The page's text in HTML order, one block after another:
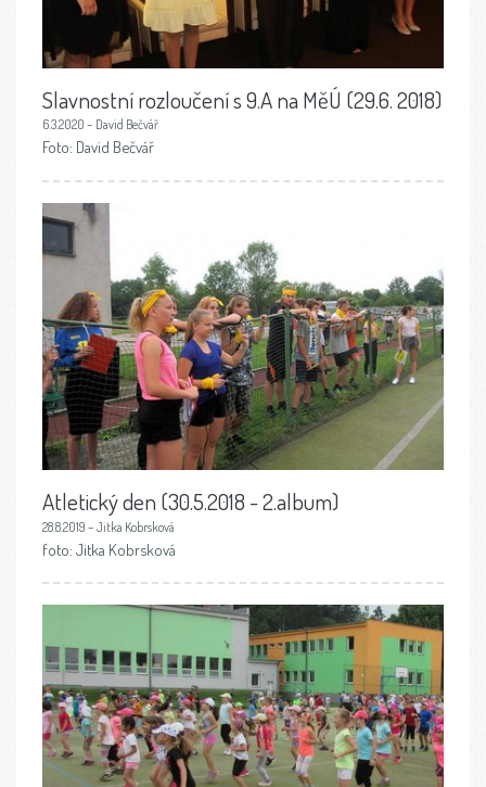
Slavnostní rozloučení s 9.A na MěÚ (29.6. 2018)
6.3.2020 – David Bečvář
Foto: David Bečvář
Atletický den (30.5.2018 - 2.album)
28.8.2019 – Jitka Kobrsková
foto: Jitka Kobrsková